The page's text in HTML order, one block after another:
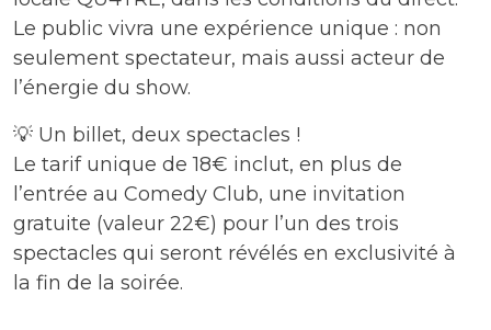
Le public vivra une expérience unique : non
seulement spectateur, mais aussi acteur de
l’énergie du show.
💡 Un billet, deux spectacles !
Le tarif unique de 18€ inclut, en plus de
l’entrée au Comedy Club, une invitation
gratuite (valeur 22€) pour l’un des trois
spectacles qui seront révélés en exclusivité à
la fin de la soirée.